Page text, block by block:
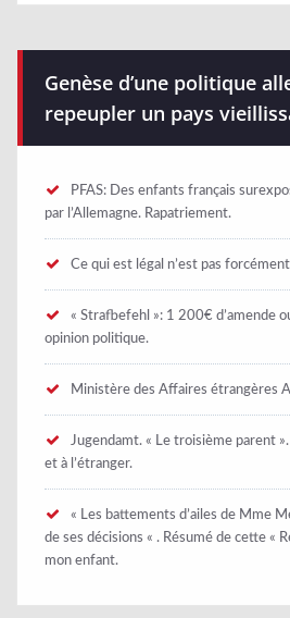
Genèse d’une politique
repeupler un pays
PFAS: Des enfants français
par l’Allemagne. Rapatriement.
Ce qui est légal n’est pas
« Strafbefehl »​: 1 200€ d’amende
opinion politique.
Ministère des Affaires étrangères
Jugendamt. « Le troisième parent
et à l’étranger.
« Les battements d’ailes de Mme
de ses décisions « . Résumé de cette «
mon enfant.